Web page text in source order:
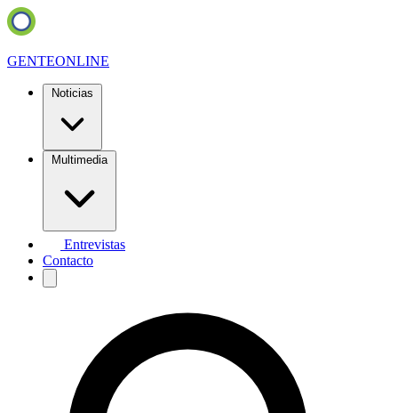
GENTEONLINE
Noticias
Multimedia
Entrevistas
Contacto